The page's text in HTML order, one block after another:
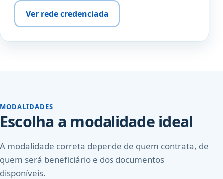
Ver rede credenciada
MODALIDADES
Escolha a modalidade ideal
A modalidade correta depende de quem contrata, de
quem será beneficiário e dos documentos
disponíveis.